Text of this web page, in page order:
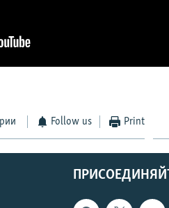
Follow us Print